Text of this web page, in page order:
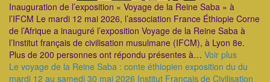
Inauguration de l’exposition « Voyage de la Reine Saba » à
l’IFCM Le mardi 12 mai 2026, l’association France Éthiopie Corne
de l’Afrique a inauguré l’exposition Voyage de la Reine Saba à
l’Institut français de civilisation musulmane (IFCM), à Lyon 8e.
Plus de 200 personnes ont répondu présentes à… Voir plus
Le voyage de la Reine Saba : conte éthiopien exposition du du
mardi 12 au samedi 30 mai 2026 Institut Français de Civilisation